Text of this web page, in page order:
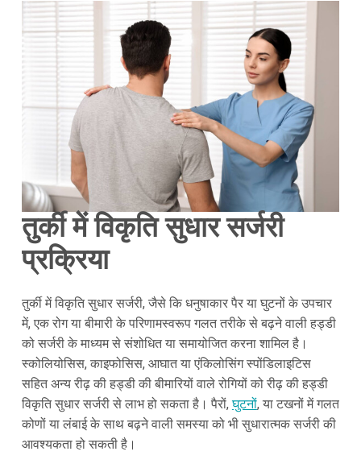
तुर्की में विकृति सुधार सर्जरी
प्रक्रिया
तुर्की में विकृति सुधार सर्जरी, जैसे कि धनुषाकार पैर या घुटनों के उपचार
में, एक रोग या बीमारी के परिणामस्वरूप गलत तरीके से बढ़ने वाली हड्डी
को सर्जरी के माध्यम से संशोधित या समायोजित करना शामिल है।
स्कोलियोसिस, काइफोसिस, आघात या एंकिलोसिंग स्पोंडिलाइटिस
सहित अन्य रीढ़ की हड्डी की बीमारियों वाले रोगियों को रीढ़ की हड्डी
विकृति सुधार सर्जरी से लाभ हो सकता है। पैरों,घुटनों, या टखनों में गलत
कोणों या लंबाई के साथ बढ़ने वाली समस्या को भी सुधारात्मक सर्जरी की
आवश्यकता हो सकती है।